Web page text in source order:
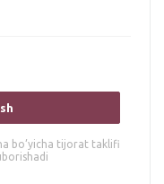
bo’yicha tijorat taklifi